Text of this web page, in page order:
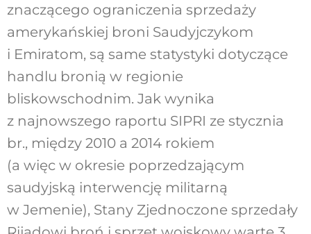
znaczącego ograniczenia sprzedaży
amerykańskiej broni Saudyjczykom
i Emiratom, są same statystyki dotyczące
handlu bronią w regionie
bliskowschodnim. Jak wynika
z najnowszego raportu SIPRI ze stycznia
br., między 2010 a 2014 rokiem
(a więc w okresie poprzedzającym
saudyjską interwencję militarną
w Jemenie), Stany Zjednoczone sprzedały